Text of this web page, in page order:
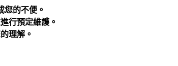
您的不便。
行預定維護。
理解。